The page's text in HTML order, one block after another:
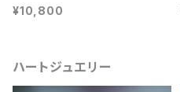
ディース ユニセックス
¥10,800
ハートジュエリー